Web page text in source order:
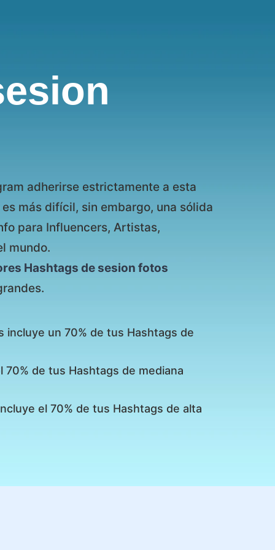
adherirse estrictamente a esta
más difícil, sin embargo, una sólida
para Influencers, Artistas,
mundo.
Hashtags de sesion fotos
incluye un 70% de tus Hashtags de
de tus Hashtags de mediana
el 70% de tus Hashtags de alta